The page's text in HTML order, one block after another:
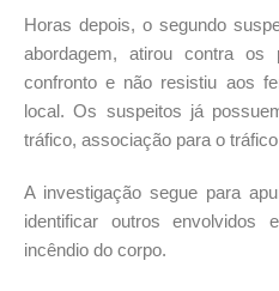
Horas depois, o segundo
abordagem, atirou contra os
confronto e não resistiu aos
local. Os suspeitos já
tráfico, associação para o
A investigação segue para
identificar outros
incêndio do corpo.